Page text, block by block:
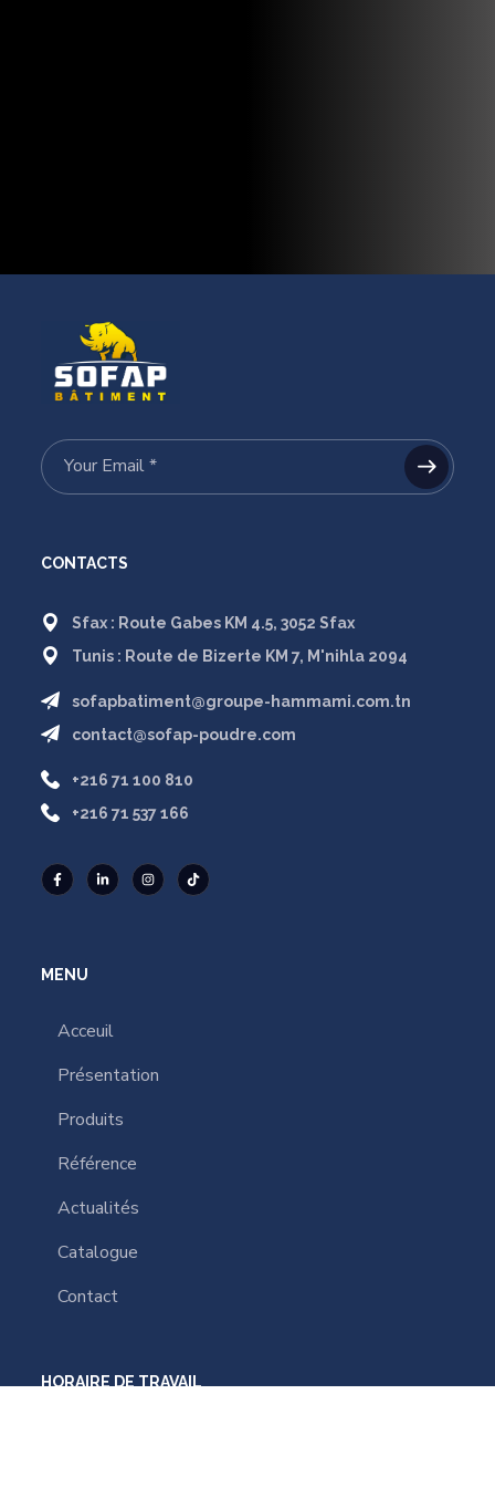
CONTACTS
Sfax : Route Gabes KM 4.5, 3052 Sfax
Tunis : Route de Bizerte KM 7, M'nihla 2094
sofapbatiment@groupe-hammami.com.tn
contact@sofap-poudre.com
+216 71 100 810
+216 71 537 166
MENU
Acceuil
Présentation
Produits
Référence
Actualités
Catalogue
Contact
HORAIRE DE TRAVAIL